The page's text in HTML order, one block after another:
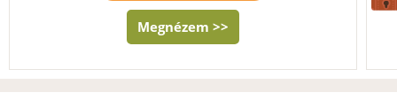
Megnézem >>